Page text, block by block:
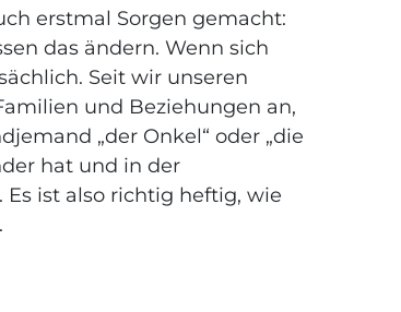
erstmal Sorgen gemacht:
das ändern. Wenn sich
Seit wir unseren
und Beziehungen an,
„der Onkel“ oder „die
hat und in der
ist also richtig heftig, wie